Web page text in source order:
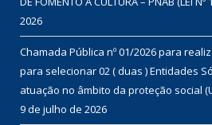
2026
Chamada Pública nº 01/2026 para
para selecionar 02 ( duas ) Entidades
atuação no âmbito da proteção social
9 de julho de 2026